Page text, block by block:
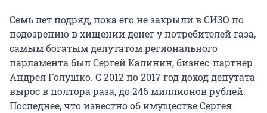
Семь лет подряд, пока его не закрыли в СИЗО по
подозрению в хищении денег у потребителей газа,
самым богатым депутатом регионального
парламента был Сергей Калинин, бизнес-партнер
Андрея Голушко. С 2012 по 2017 год доход депутата
вырос в полтора раза, до 246 миллионов рублей.
Последнее, что известно об имуществе Сергея